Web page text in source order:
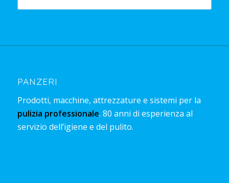
PANZERI
Prodotti, macchine, attrezzature e sistemi per la
pulizia professionale. 80 anni di esperienza al
servizio dell’igiene e del pulito.